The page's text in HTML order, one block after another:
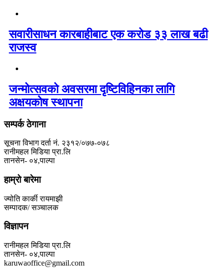
सवारीसाधन कारबाहीबाट एक करोड ३३ लाख बढी
राजस्व
जन्मोत्सवको अवसरमा दृष्टिविहिनका लागि
अक्षयकोष स्थापना
सम्पर्क ठेगाना
सूचना विभाग दर्ता नं. २३१२/०७७-०७८
रानीमहल मिडिया प्रा.लि
तानसेन- ०४,पाल्पा
हाम्रो बारेमा
ज्योति कार्की रायमाझी
सम्पादक/ सञ्चालक
विज्ञापन
रानीमहल मिडिया प्रा.लि
तानसेन- ०४,पाल्पा
karuwaoffice@gmail.com